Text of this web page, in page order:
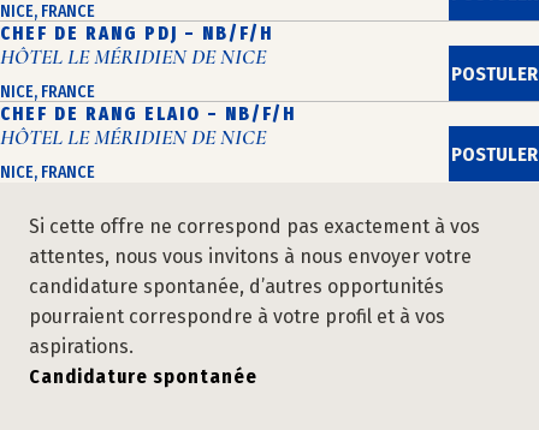
NICE, FRANCE
CHEF DE RANG PDJ – NB/F/H
HÔTEL LE MÉRIDIEN DE NICE
NICE, FRANCE
POSTULER
CHEF DE RANG ELAIO – NB/F/H
HÔTEL LE MÉRIDIEN DE NICE
NICE, FRANCE
POSTULER
Si cette offre ne correspond pas exactement à vos
attentes, nous vous invitons à nous envoyer votre
candidature spontanée, d’autres opportunités
pourraient correspondre à votre profil et à vos
aspirations.
Candidature spontanée